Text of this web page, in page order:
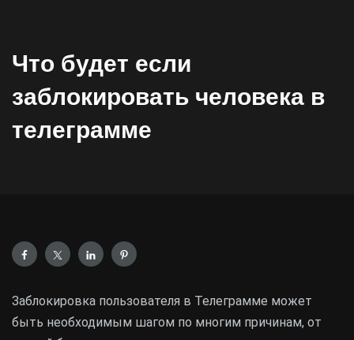
Что будет если
заблокировать человека в
телеграмме
Заблокировка пользователя в Телеграмме может
быть необходимым шагом по многим причинам, от